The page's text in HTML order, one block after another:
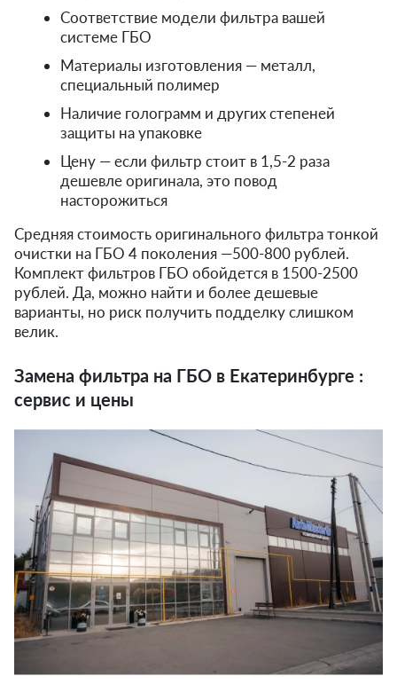
Соответствие модели фильтра вашей
системе ГБО
Материалы изготовления — металл,
специальный полимер
Наличие голограмм и других степеней
защиты на упаковке
Цену — если фильтр стоит в 1,5-2 раза
дешевле оригинала, это повод
насторожиться
Средняя стоимость оригинального фильтра тонкой
очистки на ГБО 4 поколения —500-800 рублей.
Комплект фильтров ГБО обойдется в 1500-2500
рублей. Да, можно найти и более дешевые
варианты, но риск получить подделку слишком
велик.
Замена фильтра на ГБО в Екатеринбурге :
сервис и цены